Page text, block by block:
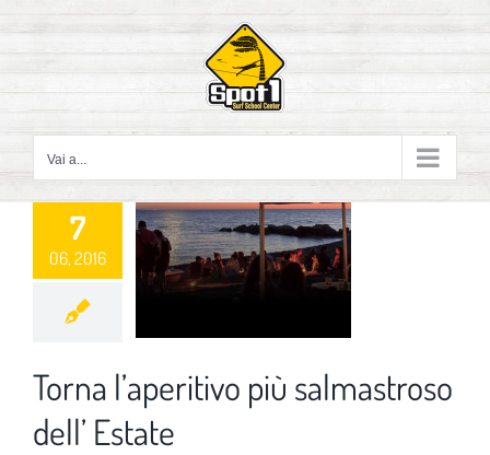
contenuto
Vai a...
7
06, 2016
Torna l’aperitivo più salmastroso
dell’ Estate